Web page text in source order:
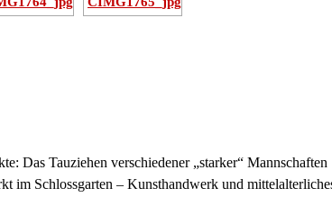
Das Tauziehen verschiedener „starker“ Mannschaften
im Schlossgarten – Kunsthandwerk und